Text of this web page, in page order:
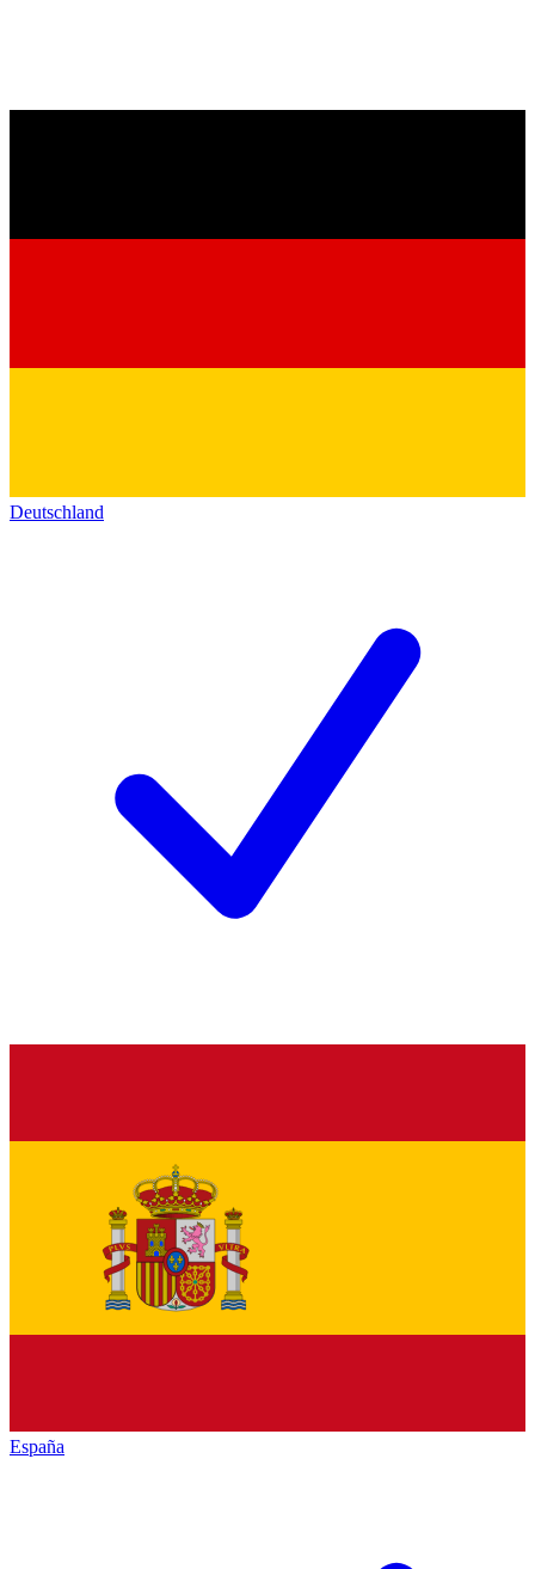
Deutschland
España